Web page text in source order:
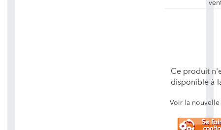
Ce produit
disponible à
Voir la nouvelle